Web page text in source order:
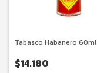
Tabasco Habanero 60ml
$14.180